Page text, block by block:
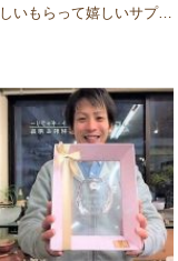
しいもらって嬉しいサプラ